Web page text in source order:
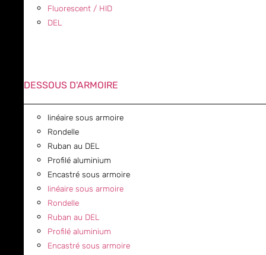
Fluorescent / HID
DEL
DESSOUS D'ARMOIRE
linéaire sous armoire
Rondelle
Ruban au DEL
Profilé aluminium
Encastré sous armoire
linéaire sous armoire
Rondelle
Ruban au DEL
Profilé aluminium
Encastré sous armoire